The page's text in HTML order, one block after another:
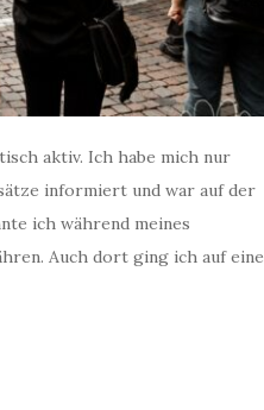
aktiv. Ich habe mich nur
informiert und war auf der
ich während meines
Auch dort ging ich auf eine